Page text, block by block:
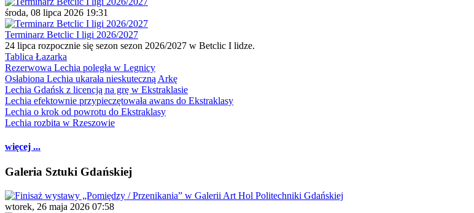
środa, 08 lipca 2026 19:31
Terminarz Betclic I ligi 2026/2027
24 lipca rozpocznie się sezon sezon 2026/2027 w Betclic I lidze.
Tablica Łazarka
Rezerwowa Lechia poległa w Legnicy
Osłabiona Lechia ukarała nieskuteczną Arkę
Lechia Gdańsk z licencją na grę w Ekstraklasie
Lechia efektownie przypieczętowała awans do Ekstraklasy
Lechia o krok od powrotu do Ekstraklasy
Lechia rozbita w Rzeszowie
więcej ...
Galeria Sztuki Gdańskiej
wtorek, 26 maja 2026 07:58